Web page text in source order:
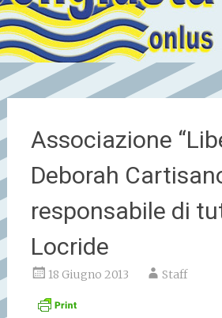
Associazione
Deborah
responsabile di
Locride
18 Giugno 2013 Staff